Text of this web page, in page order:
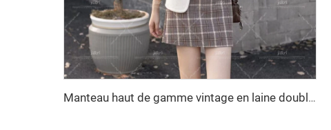
Manteau haut de gamme vintage en laine double face long automne/hiver décontracté petits revers croisé décor en fourrure de mouton